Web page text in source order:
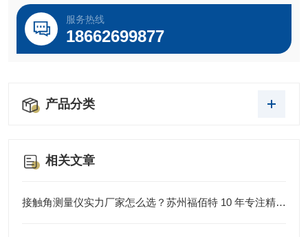
服务热线
18662699877
产品分类
相关文章
接触角测量仪实力厂家怎么选？苏州福佰特 10 年专注精密仪器研发生产